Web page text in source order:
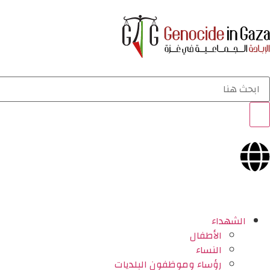
الشهداء
الأطفال
النساء
رؤساء وموظفون البلديات